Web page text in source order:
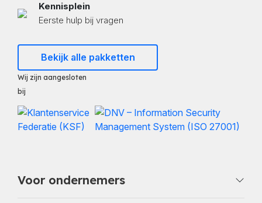
Kennisplein
Eerste hulp bij vragen
Bekijk alle pakketten
Wij zijn aangesloten
bij
Voor ondernemers